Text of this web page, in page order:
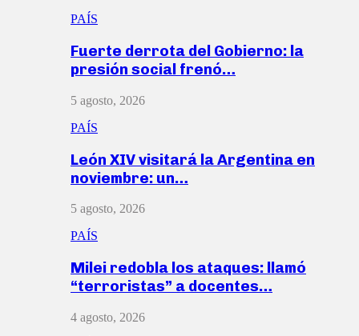
PAÍS
Fuerte derrota del Gobierno: la
presión social frenó…
5 agosto, 2026
PAÍS
León XIV visitará la Argentina en
noviembre: un…
5 agosto, 2026
PAÍS
Milei redobla los ataques: llamó
“terroristas” a docentes…
4 agosto, 2026